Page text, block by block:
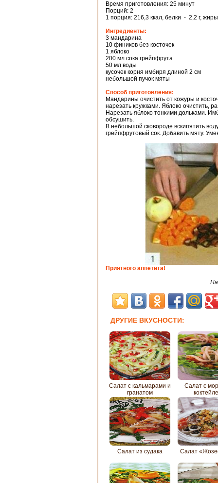
Время приготовления: 25 минут
Порций: 2
1 порция: 216,3 ккал, белки - 2,2 г,
Ингредиенты:
3 мандарина
10 фиников без косточек
1 яблоко
200 мл сока грейпфрута
50 мл воды
кусочек корня имбиря длиной 2 см
небольшой пучок мяты
Способ приготовления:
Мандарины очистить от кожуры и
нарезать кружками. Яблоко очистить,
Нарезать яблоко тонкими дольками.
обсушить.
В небольшой сковороде вскипятить
грейпфрутовый сок. Добавить мяту.
Приятного аппетита!
ДРУГИЕ ВКУСНОСТИ:
Салат с кальмарами и
гранатом
Салат с
Салат из судака Салат